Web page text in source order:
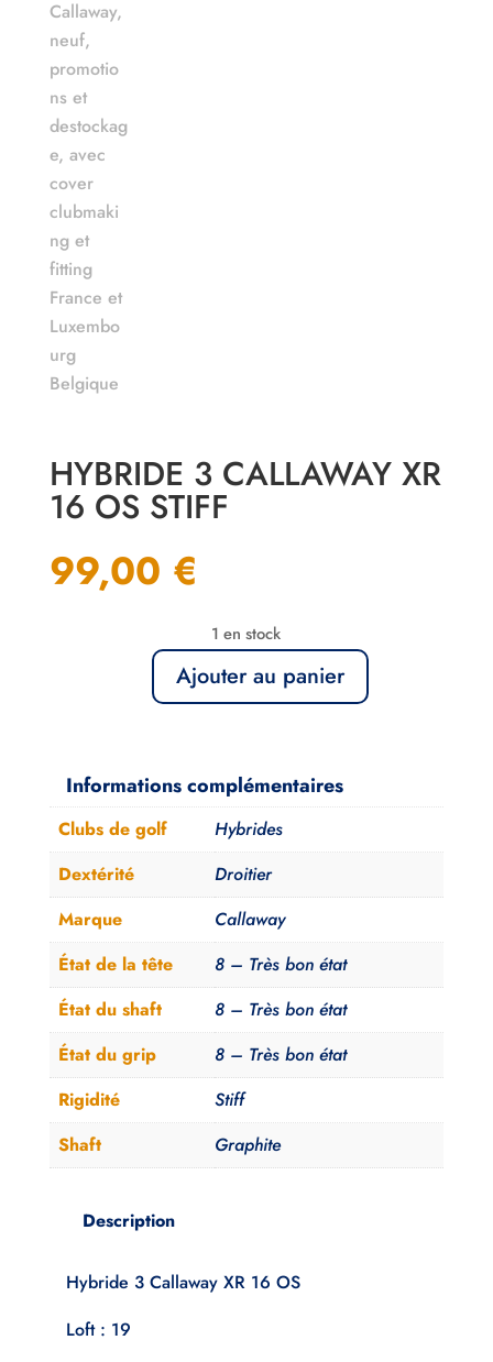
HYBRIDE 3 CALLAWAY XR
16 OS STIFF
99,00 €
1 en stock
quantité
3
Callaway
XR
16
OS
Ajouter au panier
Informations complémentaires
Clubs de golf
Hybrides
Dextérité
Droitier
Marque
Callaway
État de la tête
8 – Très bon état
État du shaft
8 – Très bon état
État du grip
8 – Très bon état
Rigidité
Stiff
Shaft
Graphite
Description
Hybride 3 Callaway XR 16 OS
Loft : 19